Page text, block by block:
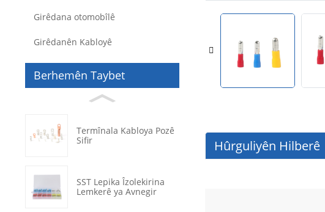
Girêdana otomobîlê
Girêdanên Kabloyê
Berhemên Taybet
Termînala Kabloya Pozê
Sifir
SST Lepika Îzolekirina
Lemkerê ya Avnegir
Hûrguliyên Hilberê